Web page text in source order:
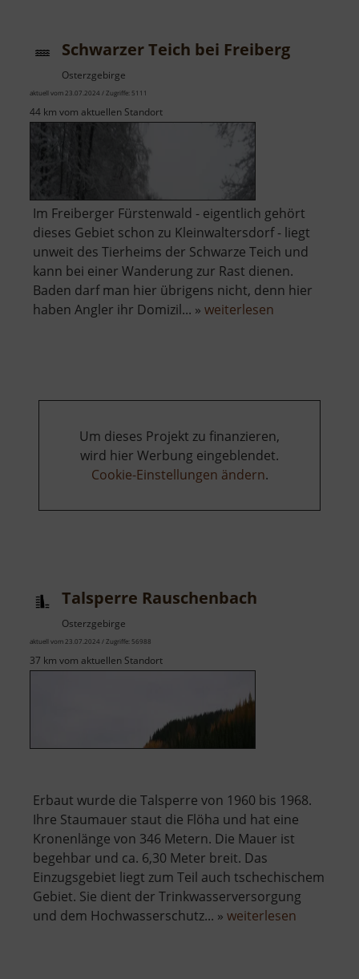
Schwarzer Teich bei Freiberg
Osterzgebirge
aktuell vom 23.07.2024 / Zugriffe: 5111
44 km vom aktuellen Standort
Im Freiberger Fürstenwald - eigentlich gehört
dieses Gebiet schon zu Kleinwaltersdorf - liegt
unweit des Tierheims der Schwarze Teich und
kann bei einer Wanderung zur Rast dienen.
Baden darf man hier übrigens nicht, denn hier
haben Angler ihr Domizil... » weiterlesen
Um dieses Projekt zu finanzieren,
wird hier Werbung eingeblendet.
Cookie-Einstellungen ändern.
Talsperre Rauschenbach
Osterzgebirge
aktuell vom 23.07.2024 / Zugriffe: 56988
37 km vom aktuellen Standort
Erbaut wurde die Talsperre von 1960 bis 1968.
Ihre Staumauer staut die Flöha und hat eine
Kronenlänge von 346 Metern. Die Mauer ist
begehbar und ca. 6,30 Meter breit. Das
Einzugsgebiet liegt zum Teil auch tschechischem
Gebiet. Sie dient der Trinkwasserversorgung
und dem Hochwasserschutz... » weiterlesen